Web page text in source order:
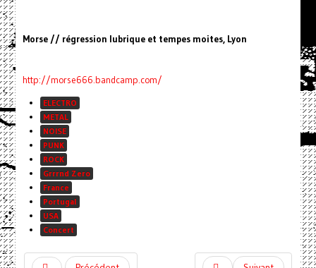
Morse // régression lubrique et tempes moites, Lyon
http://morse666.bandcamp.com/
ELECTRO
METAL
NOISE
PUNK
ROCK
Grrrnd Zero
France
Portugal
USA
Concert